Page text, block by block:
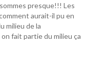
presque!!! Les
aurait-il pu en
milieu de la
fait partie du milieu ça